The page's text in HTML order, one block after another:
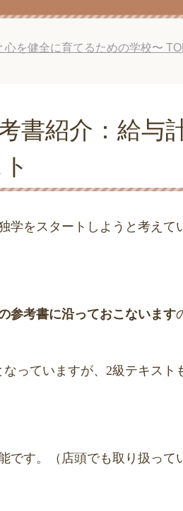
を健全に育てるための学校〜
書紹介：給与
学をスタートしようと考えて
参考書に沿っておこないます
っていますが、 2級テキスト
です。（店頭でも取り扱って